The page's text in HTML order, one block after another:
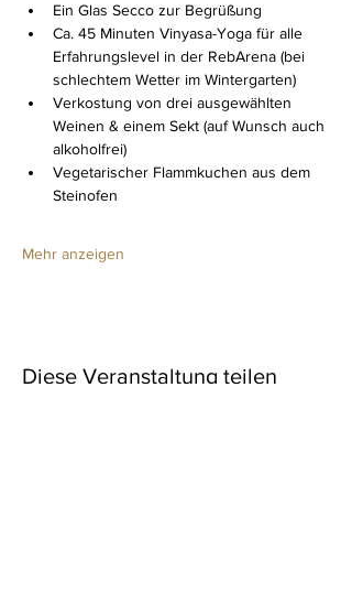
Ein Glas Secco zur Begrüßung
Ca. 45 Minuten Vinyasa-Yoga für alle
Erfahrungslevel in der RebArena (bei
schlechtem Wetter im Wintergarten)
Verkostung von drei ausgewählten
Weinen & einem Sekt (auf Wunsch auch
alkoholfrei)
Vegetarischer Flammkuchen aus dem
Steinofen
Mehr anzeigen
Diese Veranstaltung teilen